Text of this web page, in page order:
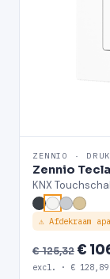
ZENNIO ·
Zennio
KNX
⚠ Afdekraam
€ 125,32€
excl. · €